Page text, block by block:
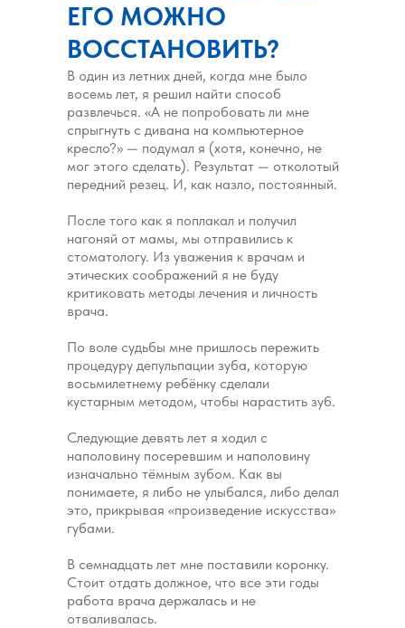
ЕГО МОЖНО
ВОССТАНОВИТЬ?
В один из летних дней, когда мне было
восемь лет, я решил найти способ
развлечься. «А не попробовать ли мне
спрыгнуть с дивана на компьютерное
кресло?» — подумал я (хотя, конечно, не
мог этого сделать). Результат — отколотый
передний резец. И, как назло, постоянный.
После того как я поплакал и получил
нагоняй от мамы, мы отправились к
стоматологу. Из уважения к врачам и
этических соображений я не буду
критиковать методы лечения и личность
врача.
По воле судьбы мне пришлось пережить
процедуру депульпации зуба, которую
восьмилетнему ребёнку сделали
кустарным методом, чтобы нарастить зуб.
Следующие девять лет я ходил с
наполовину посеревшим и наполовину
изначально тёмным зубом. Как вы
понимаете, я либо не улыбался, либо делал
это, прикрывая «произведение искусства»
губами.
В семнадцать лет мне поставили коронку.
Стоит отдать должное, что все эти годы
работа врача держалась и не
отваливалась.